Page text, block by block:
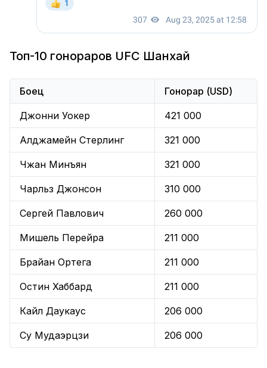
Топ-10 гонораров UFC Шанхай
Боец Гонорар (USD)
Джонни Уокер 421 000
Алджамейн Стерлинг 321 000
Чжан Минъян 321 000
Чарльз Джонсон 310 000
Сергей Павлович 260 000
Мишель Перейра 211 000
Брайан Ортега 211 000
Остин Хаббард 211 000
Кайл Даукаус 206 000
Су Мудаэрцзи 206 000